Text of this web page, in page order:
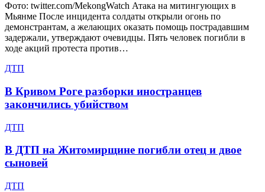
Фото: twitter.com/MekongWatch Атака на митингующих в
Мьянме После инцидента солдаты открыли огонь по
демонстрантам, а желающих оказать помощь пострадавшим
задержали, утверждают очевидцы. Пять человек погибли в
ходе акций протеста против…
ДТП
В Кривом Роге разборки иностранцев
закончились убийством
ДТП
В ДТП на Житомирщине погибли отец и двое
сыновей
ДТП